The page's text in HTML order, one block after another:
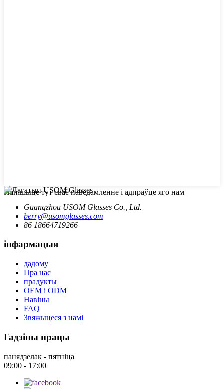
Напішыце тут сваё паведамленне і адпраўце яго нам
Guangzhou USOM Glasses Co., Ltd.
berry@usomglasses.com
86 18664719266
інфармацыя
дадому
Пра нас
прадукты
OEM і ODM
Навіны
FAQ
Звяжыцеся з намі
Гадзіны працы
панядзелак - пятніца
09:00 - 17:00